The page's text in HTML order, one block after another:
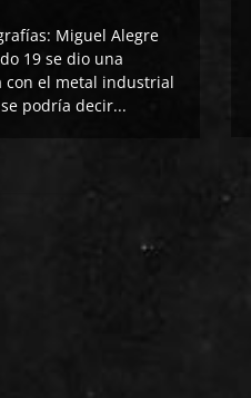
Miguel Alegre
19 se dio una
con el metal industrial
podría decir...